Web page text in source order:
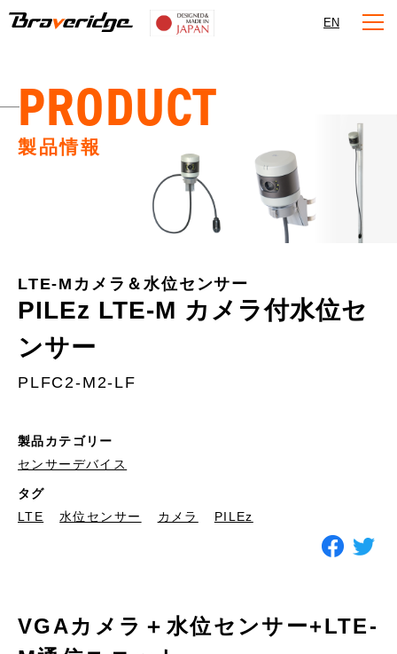
Braveridge
EN
PRODUCT
製品情報
LTE-Mカメラ＆水位センサー
PILEz LTE-M カメラ付水位セ
ンサー
PLFC2-M2-LF
製品カテゴリー
センサーデバイス
タグ
LTE
水位センサー カメラ PILEz
VGAカメラ＋水位センサー+LTE-